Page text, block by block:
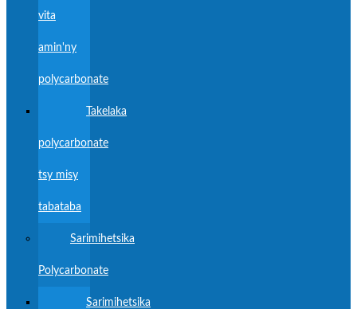
vita
amin'ny
polycarbonate
Takelaka
polycarbonate
tsy misy
tabataba
Sarimihetsika
Polycarbonate
Sarimihetsika